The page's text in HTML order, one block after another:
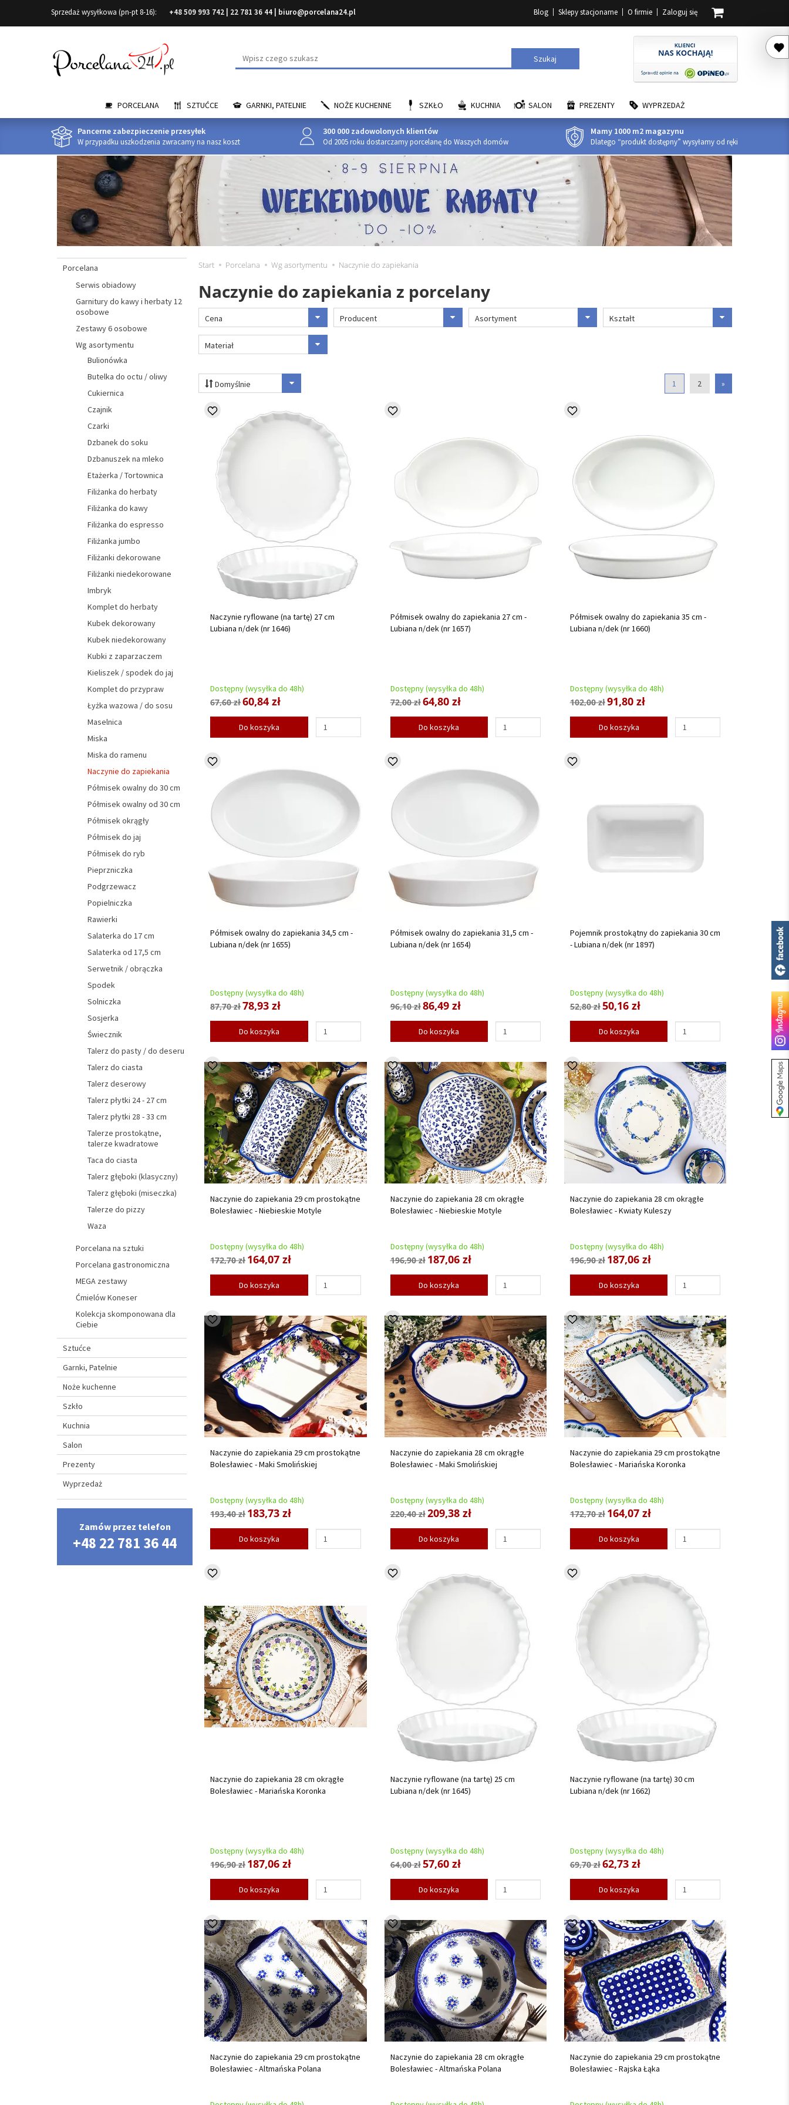
Sprzedaż wysyłkowa (pn-pt 8-16): +48 509 993 742 22 781 36 44 biuro@porcelana24.pl Blog Sklepy stacjonarne O firmie Zaloguj się
Wyszukaj Szukaj
PORCELANA SZTUĆCE GARNKI, PATELNIE NOŻE KUCHENNE SZKŁO KUCHNIA SALON PREZENTY WYPRZEDAŻ
Pancerne zabezpieczenie przesyłek
W przypadku uszkodzenia zwracamy na nasz koszt
300 000 zadowolonych klientów
Od 2005 roku dostarczamy porcelanę do Waszych domów
Mamy 1000 m2 magazynu
Dlatego “produkt dostępny” wysyłamy od ręki
Start Porcelana Wg asortymentu Naczynie do zapiekania
Naczynie do zapiekania z porcelany
Cena Producent Asortyment Kształt
Materiał
Domyślnie 1 2 »
Naczynie ryflowane (na tartę) 27 cm
Lubiana n/dek (nr 1646)
Dostępny (wysyłka do 48h)
67,60 zł60,84 zł
Do koszyka
Półmisek owalny do zapiekania 27 cm -
Lubiana n/dek (nr 1657)
Dostępny (wysyłka do 48h)
72,00 zł64,80 zł
Do koszyka
Półmisek owalny do zapiekania 35 cm -
Lubiana n/dek (nr 1660)
Dostępny (wysyłka do 48h)
102,00 zł91,80 zł
Do koszyka
Półmisek owalny do zapiekania 34,5 cm -
Lubiana n/dek (nr 1655)
Dostępny (wysyłka do 48h)
87,70 zł78,93 zł
Do koszyka
Półmisek owalny do zapiekania 31,5 cm -
Lubiana n/dek (nr 1654)
Dostępny (wysyłka do 48h)
96,10 zł86,49 zł
Do koszyka
Pojemnik prostokątny do zapiekania 30 cm
- Lubiana n/dek (nr 1897)
Dostępny (wysyłka do 48h)
52,80 zł50,16 zł
Do koszyka
Naczynie do zapiekania 29 cm prostokątne
Bolesławiec - Niebieskie Motyle
Dostępny (wysyłka do 48h)
172,70 zł164,07 zł
Do koszyka
Naczynie do zapiekania 28 cm okrągłe
Bolesławiec - Niebieskie Motyle
Dostępny (wysyłka do 48h)
196,90 zł 187,06 zł
Do koszyka
Naczynie do zapiekania 28 cm okrągłe
Bolesławiec - Kwiaty Kuleszy
Dostępny (wysyłka do 48h)
196,90 zł 187,06 zł
Do koszyka
Naczynie do zapiekania 29 cm prostokątne
Bolesławiec - Maki Smolińskiej
Dostępny (wysyłka do 48h)
193,40 zł183,73 zł
Do koszyka
Naczynie do zapiekania 28 cm okrągłe
Bolesławiec - Maki Smolińskiej
Dostępny (wysyłka do 48h)
220,40 zł209,38 zł
Do koszyka
Naczynie do zapiekania 29 cm prostokątne
Bolesławiec - Mariańska Koronka
Dostępny (wysyłka do 48h)
172,70 zł 164,07 zł
Do koszyka
Naczynie do zapiekania 28 cm okrągłe
Bolesławiec - Mariańska Koronka
Dostępny (wysyłka do 48h)
196,90 zł187,06 zł
Do koszyka
Naczynie ryflowane (na tartę) 25 cm
Lubiana n/dek (nr 1645)
Dostępny (wysyłka do 48h)
64,00 zł57,60 zł
Do koszyka
Naczynie ryflowane (na tartę) 30 cm
Lubiana n/dek (nr 1662)
Dostępny (wysyłka do 48h)
69,70 zł62,73 zł
Do koszyka
Naczynie do zapiekania 29 cm prostokątne
Bolesławiec - Altmańska Polana
Naczynie do zapiekania 28 cm okrągłe
Bolesławiec - Altmańska Polana
Naczynie do zapiekania 29 cm prostokątne
Bolesławiec - Rajska Łąka
Porcelana
Serwis obiadowy
Garnitury do kawy i herbaty 12
osobowe
Zestawy 6 osobowe
Wg asortymentu
Bulionówka
Butelka do octu / oliwy
Cukiernica
Czajnik
Czarki
Dzbanek do soku
Dzbanuszek na mleko
Etażerka / Tortownica
Filiżanka do herbaty
Filiżanka do kawy
Filiżanka do espresso
Filiżanka jumbo
Filiżanki dekorowane
Filiżanki niedekorowane
Imbryk
Komplet do herbaty
Kubek dekorowany
Kubek niedekorowany
Kubki z zaparzaczem
Kieliszek / spodek do jaj
Komplet do przypraw
Łyżka wazowa / do sosu
Maselnica
Miska
Miska do ramenu
Naczynie do zapiekania
Półmisek owalny do 30 cm
Półmisek owalny od 30 cm
Półmisek okrągły
Półmisek do jaj
Półmisek do ryb
Pieprzniczka
Podgrzewacz
Popielniczka
Rawierki
Salaterka do 17 cm
Salaterka od 17,5 cm
Serwetnik / obrączka
Spodek
Solniczka
Sosjerka
Świecznik
Talerz do pasty / do deseru
Talerz do ciasta
Talerz deserowy
Talerz płytki 24 - 27 cm
Talerz płytki 28 - 33 cm
Talerze prostokątne,
talerze kwadratowe
Taca do ciasta
Talerz głęboki (klasyczny)
Talerz głęboki (miseczka)
Talerze do pizzy
Waza
Porcelana na sztuki
Porcelana gastronomiczna
MEGA zestawy
Ćmielów Koneser
Kolekcja skomponowana dla
Ciebie
Sztućce
Garnki, Patelnie
Noże kuchenne
Szkło
Kuchnia
Salon
Prezenty
Wyprzedaż
Zamów przez telefon
+48 22 781 36 44